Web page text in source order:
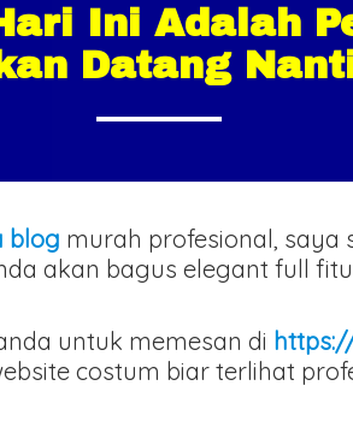
Ini Adalah
Datang
blog murah profesional, saya
akan bagus elegant full
untuk memesan di
costum biar terlihat